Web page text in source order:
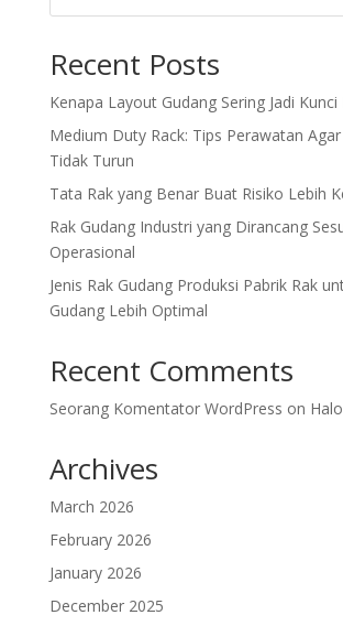
Recent Posts
Kenapa Layout Gudang Sering Jadi Kunci
Medium Duty Rack: Tips Perawatan
Tidak Turun
Tata Rak yang Benar Buat Risiko Lebih
Rak Gudang Industri yang Dirancang
Operasional
Jenis Rak Gudang Produksi Pabrik Rak
Gudang Lebih Optimal
Recent Comments
Seorang Komentator WordPress on
Archives
March 2026
February 2026
January 2026
December 2025